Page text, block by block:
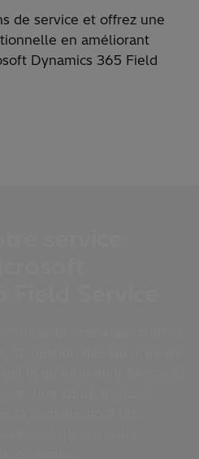
de service et offrez une
en améliorant
Dynamics 365 Field